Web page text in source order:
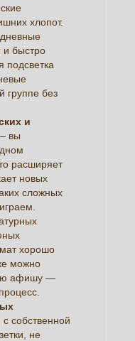
хлопот.
и быстро
подсветка
группе без
и
– вы
расширяет
новых
сложных
хорошо
можно
афишу —
собственной
не